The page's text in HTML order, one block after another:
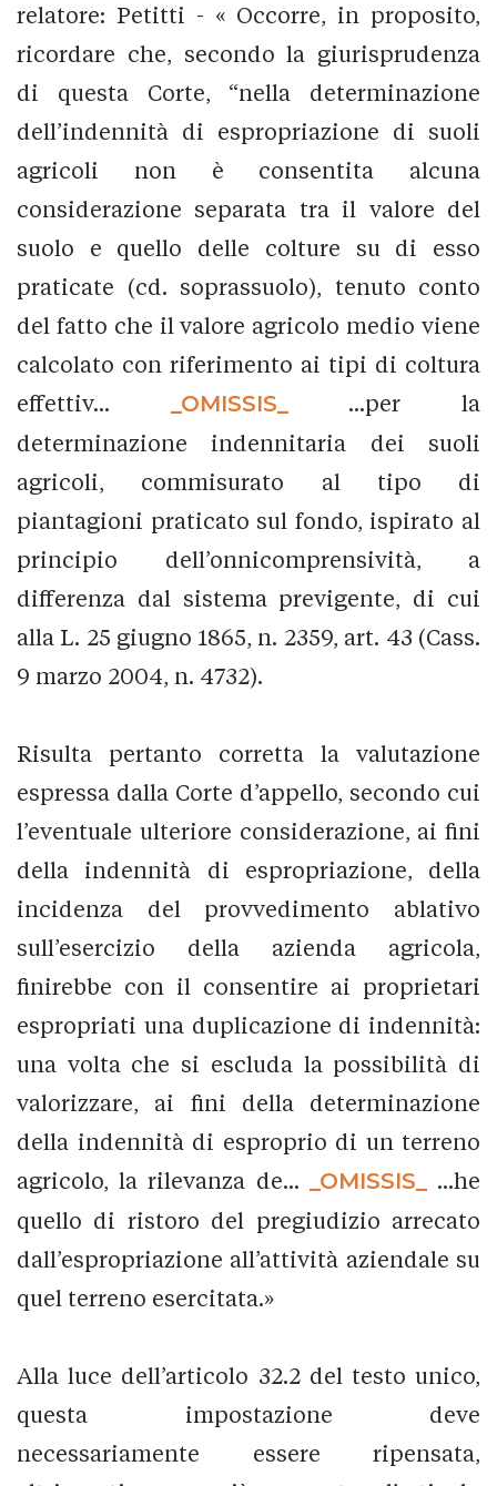
relatore: Petitti - « Occorre, in proposito,
ricordare che, secondo la giurisprudenza
di questa Corte, “nella determinazione
dell’indennità di espropriazione di suoli
agricoli non è consentita alcuna
considerazione separata tra il valore del
suolo e quello delle colture su di esso
praticate (cd. soprassuolo), tenuto conto
del fatto che il valore agricolo medio viene
calcolato con riferimento ai tipi di coltura
effettiv...
_OMISSIS_
...per la
determinazione indennitaria dei suoli
agricoli, commisurato al tipo di
piantagioni praticato sul fondo, ispirato al
principio dell’onnicomprensività, a
differenza dal sistema previgente, di cui
alla L. 25 giugno 1865, n. 2359, art. 43 (Cass.
9 marzo 2004, n. 4732).
Risulta pertanto corretta la valutazione
espressa dalla Corte d’appello, secondo cui
l’eventuale ulteriore considerazione, ai fini
della indennità di espropriazione, della
incidenza del provvedimento ablativo
sull’esercizio della azienda agricola,
finirebbe con il consentire ai proprietari
espropriati una duplicazione di indennità:
una volta che si escluda la possibilità di
valorizzare, ai fini della determinazione
della indennità di esproprio di un terreno
agricolo, la rilevanza de...
_OMISSIS_
...he
quello di ristoro del pregiudizio arrecato
dall’espropriazione all’attività aziendale su
quel terreno esercitata.»
Alla luce dell’articolo 32.2 del testo unico,
questa impostazione deve
necessariamente essere ripensata,